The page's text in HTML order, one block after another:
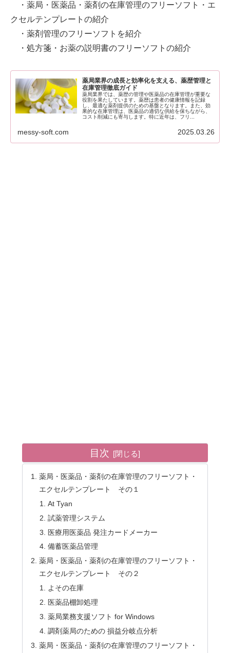
・薬局・医薬品・薬剤の在庫管理のフリーソフト・エ
クセルテンプレートの紹介
・薬剤管理のフリーソフトを紹介
・処方箋・お薬の説明書のフリーソフトの紹介
薬局業界の成長と効率化を支える、薬歴管理と
在庫管理徹底ガイド
薬局業界では、薬歴の管理や医薬品の在庫管理が重要な
役割を果たしています。薬歴は患者の健康情報を記録
し、最適な薬剤提供のための基盤となります。また、効
果的な在庫管理は、医薬品の適切な供給を保ちながら、
コスト削減にも寄与します。特に近年は、フリ...
messy-soft.com 2025.03.26
目次
薬局・医薬品・薬剤の在庫管理のフリーソフト・
エクセルテンプレート その１
At Tyan
試薬管理システム
医療用医薬品 発注カードメーカー
備蓄医薬品管理
薬局・医薬品・薬剤の在庫管理のフリーソフト・
エクセルテンプレート その２
よその在庫
医薬品棚卸処理
薬局業務支援ソフト for Windows
調剤薬局のための 損益分岐点分析
薬局・医薬品・薬剤の在庫管理のフリーソフト・